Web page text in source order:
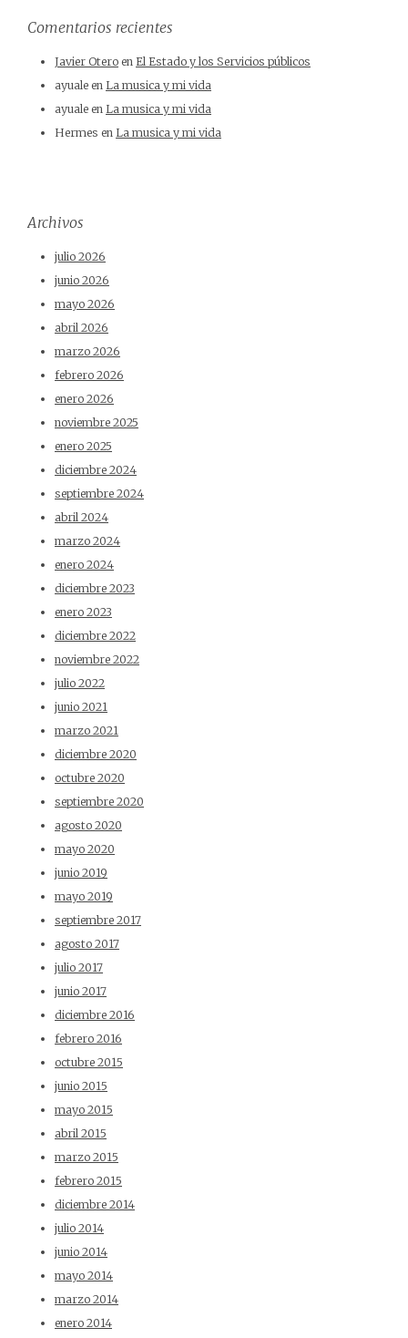
Comentarios recientes
Javier Otero en El Estado y los Servicios públicos
ayuale en La musica y mi vida
ayuale en La musica y mi vida
Hermes en La musica y mi vida
Archivos
julio 2026
junio 2026
mayo 2026
abril 2026
marzo 2026
febrero 2026
enero 2026
noviembre 2025
enero 2025
diciembre 2024
septiembre 2024
abril 2024
marzo 2024
enero 2024
diciembre 2023
enero 2023
diciembre 2022
noviembre 2022
julio 2022
junio 2021
marzo 2021
diciembre 2020
octubre 2020
septiembre 2020
agosto 2020
mayo 2020
junio 2019
mayo 2019
septiembre 2017
agosto 2017
julio 2017
junio 2017
diciembre 2016
febrero 2016
octubre 2015
junio 2015
mayo 2015
abril 2015
marzo 2015
febrero 2015
diciembre 2014
julio 2014
junio 2014
mayo 2014
marzo 2014
enero 2014